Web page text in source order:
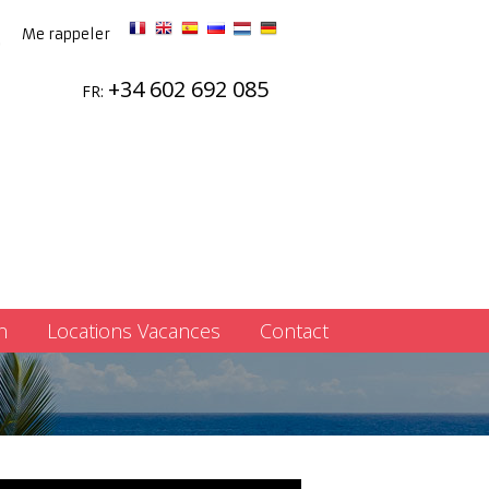
Me rappeler
FR: +34 602 692 085
Locations Vacances Contact